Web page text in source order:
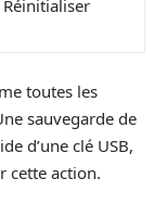
toutes les
sauvegarde de
d’une clé USB,
cette action.